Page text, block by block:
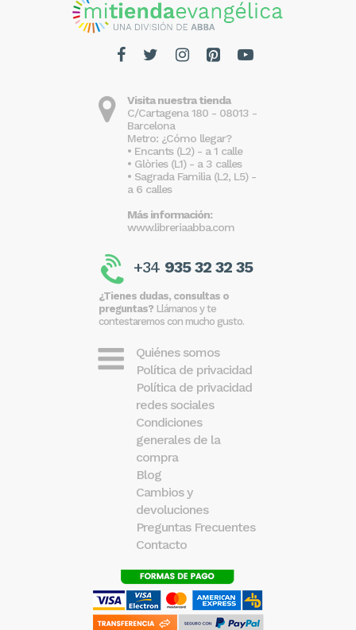
Visita nuestra tienda
C/Cartagena 180 - 08013 -
Barcelona
Metro: ¿Cómo llegar?
• Encants (L2) - a 1 calle
• Glòries (L1) - a 3 calles
• Sagrada Familia (L2, L5) -
a 6 calles
Más información:
www.libreriaabba.com
+34 935 32 32 35
¿Tienes dudas, consultas o
preguntas? Llámanos y te
contestaremos con mucho gusto.
Quiénes somos
Política de privacidad
Política de privacidad
redes sociales
Condiciones
generales de la
compra
Blog
Cambios y
devoluciones
Preguntas Frecuentes
Contacto